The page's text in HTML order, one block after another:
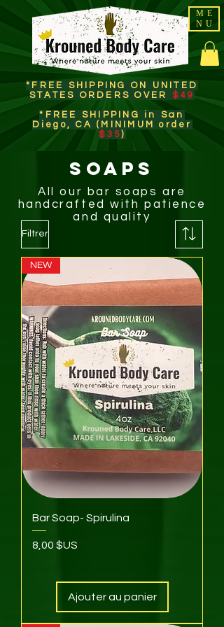
ME
NU
*FREE SHIPPING ON UNITED
STATES ORDERS OVER $49
*FREE SHIPPING in San
Diego, CA (MINIMUM order
$35)​
SOAPS
All our bar soaps are
handcrafted with patience
and quality
Filtrer
NEW
Bar Soap- Spirulina
Prix
8,00 $US
Ajouter au panier